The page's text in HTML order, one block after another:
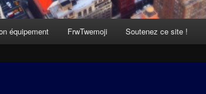
équipement FrwTwemoji Soutenez ce site !